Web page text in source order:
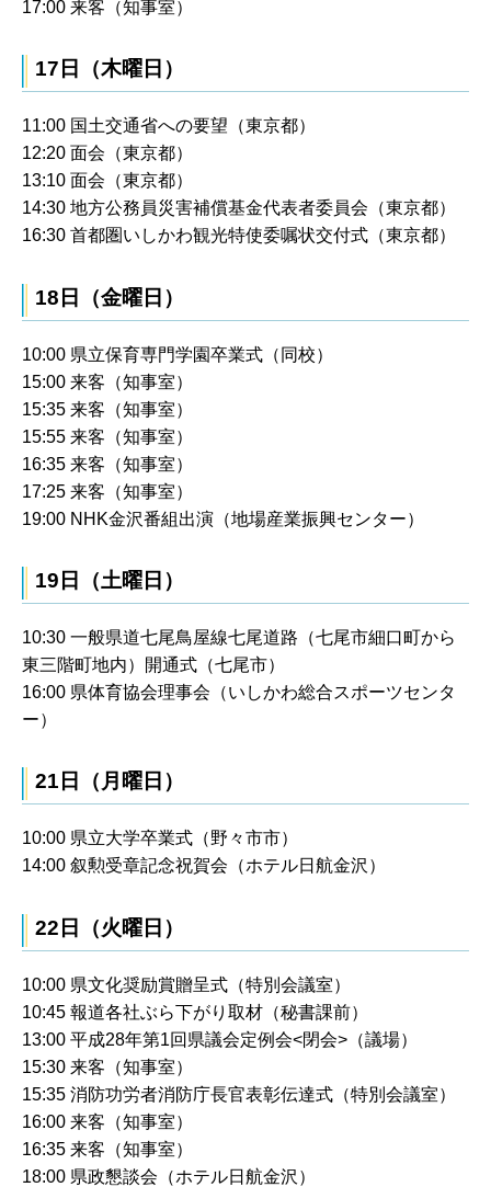
17:00 来客（知事室）
17日（木曜日）
11:00 国土交通省への要望（東京都）
12:20 面会（東京都）
13:10 面会（東京都）
14:30 地方公務員災害補償基金代表者委員会（東京都）
16:30 首都圏いしかわ観光特使委嘱状交付式（東京都）
18日（金曜日）
10:00 県立保育専門学園卒業式（同校）
15:00 来客（知事室）
15:35 来客（知事室）
15:55 来客（知事室）
16:35 来客（知事室）
17:25 来客（知事室）
19:00 NHK金沢番組出演（地場産業振興センター）
19日（土曜日）
10:30 一般県道七尾鳥屋線七尾道路（七尾市細口町から
東三階町地内）開通式（七尾市）
16:00 県体育協会理事会（いしかわ総合スポーツセンタ
ー）
21日（月曜日）
10:00 県立大学卒業式（野々市市）
14:00 叙勲受章記念祝賀会（ホテル日航金沢）
22日（火曜日）
10:00 県文化奨励賞贈呈式（特別会議室）
10:45 報道各社ぶら下がり取材（秘書課前）
13:00 平成28年第1回県議会定例会<閉会>（議場）
15:30 来客（知事室）
15:35 消防功労者消防庁長官表彰伝達式（特別会議室）
16:00 来客（知事室）
16:35 来客（知事室）
18:00 県政懇談会（ホテル日航金沢）